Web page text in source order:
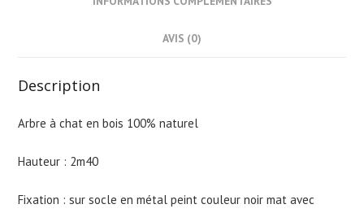
AVIS (0)
Description
Arbre à chat en bois 100% naturel
Hauteur : 2m40
Fixation : sur socle en métal peint couleur noir mat avec